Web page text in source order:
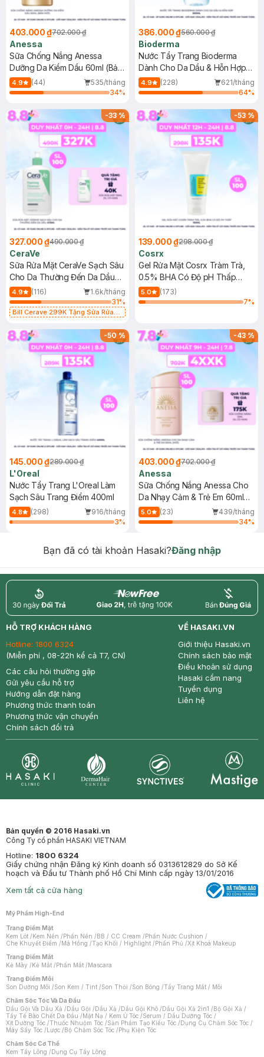
403.000 ₫702.000 ₫
Anessa
Sữa Chống Nắng Anessa
Dưỡng Da Kiềm Dầu 60ml (Bản
Mới)
4.9 (44)
535/tháng
34%
386.000 ₫560.000 ₫
Bioderma
Nước Tẩy Trang Bioderma
Dành Cho Da Dầu & Hỗn Hợp
500ml
4.9 (228)
621/tháng
64%
-33%
327.000 ₫490.000 ₫
CeraVe
Sữa Rửa Mặt CeraVe Sạch Sâu
Cho Da Thường Đến Da Dầu
473ml
4.9 (116)
1.6k/tháng
31%
Bill Cerave 299K Tặng Sữa Rửa
-53%
139.000 ₫298.000 ₫
Cosrx
Gel Rửa Mặt Cosrx Tràm Trà,
0.5% BHA Có Độ pH Thấp
150ml
5.0
(173)
7%
-50%
145.000 ₫289.000 ₫
L'Oreal
Nước Tẩy Trang L'Oreal Làm
Sạch Sâu Trang Điểm 400ml
4.8 (298)
916/tháng
3%
-43%
403.000 ₫702.000 ₫
Anessa
Sữa Chống Nắng Anessa Cho
Da Nhạy Cảm & Trẻ Em 60ml
(Mới)
5.0 (23)
439/tháng
34%
Bạn đã có tài khoản Hasaki?Đăng nhập
return nowfree price
HỖ TRỢ KHÁCH HÀNG
Hotline: 1800 6324
(Miễn phí , 08-22h kể cả T7, CN)
Các câu hỏi thường gặp
Gửi yêu cầu hỗ trợ
Hướng dẫn đặt hàng
Phương thức thanh toán
Phương thức vận chuyển
Chính sách đổi trả
VỀ HASAKI.VN
Giới thiệu Hasaki.vn
Chính sách bảo mật
Điều khoản sử dụng
Hasaki cẩm nang
Tuyển dụng
Liên hệ
Bản quyền © 2016 Hasaki.vn
Công Ty cổ phần HASAKI VIETNAM
Hotline: 1800 6324
Giấy chứng nhận Đăng ký Kinh doanh số 0313612829 do Sở Kế
hoạch và Đầu tư Thành phố Hồ Chí Minh cấp ngày 13/01/2016
Xem tất cả cửa hàng
Mỹ Phẩm High-End
Trang Điểm Mặt
Kem Lót /Kem Nền /Phấn Nền /BB / CC Cream /Phấn Nước Cushion /
Che Khuyết Điểm /Má Hồng /Tạo Khối / Highlight /Phấn Phủ /Xịt Khoá Makeup
Trang Điểm Mắt
Kẻ Mày /Kẻ Mắt /Phấn Mắt /Mascara
Trang Điểm Môi
Son Dưỡng Môi /Son Kem / Tint /Son Thỏi /Son Bóng /Tẩy Trang Mắt / Môi
Chăm Sóc Tóc Và Da Đầu
Dầu Gội Và Dầu Xả /Dầu Gội /Dầu Xả /Dầu Gội Khô /Dầu Gội Xả 2in1 /Bộ Gội Xả /
Tẩy Tế Bào Chết Da Đầu /Mặt Nạ / Kem Ủ Tóc /Serum / Dầu Dưỡng Tóc /
Xịt Dưỡng Tóc /Thuốc Nhuộm Tóc /Sản Phẩm Tạo Kiểu Tóc /Dụng Cụ Chăm Sóc Tóc /
Máy Sấy Tóc /Lược /Bộ Chăm Sóc Tóc /Phụ Kiện Tóc
Chăm Sóc Cơ Thể
Kem Tẩy Lông /Dụng Cụ Tẩy Lông